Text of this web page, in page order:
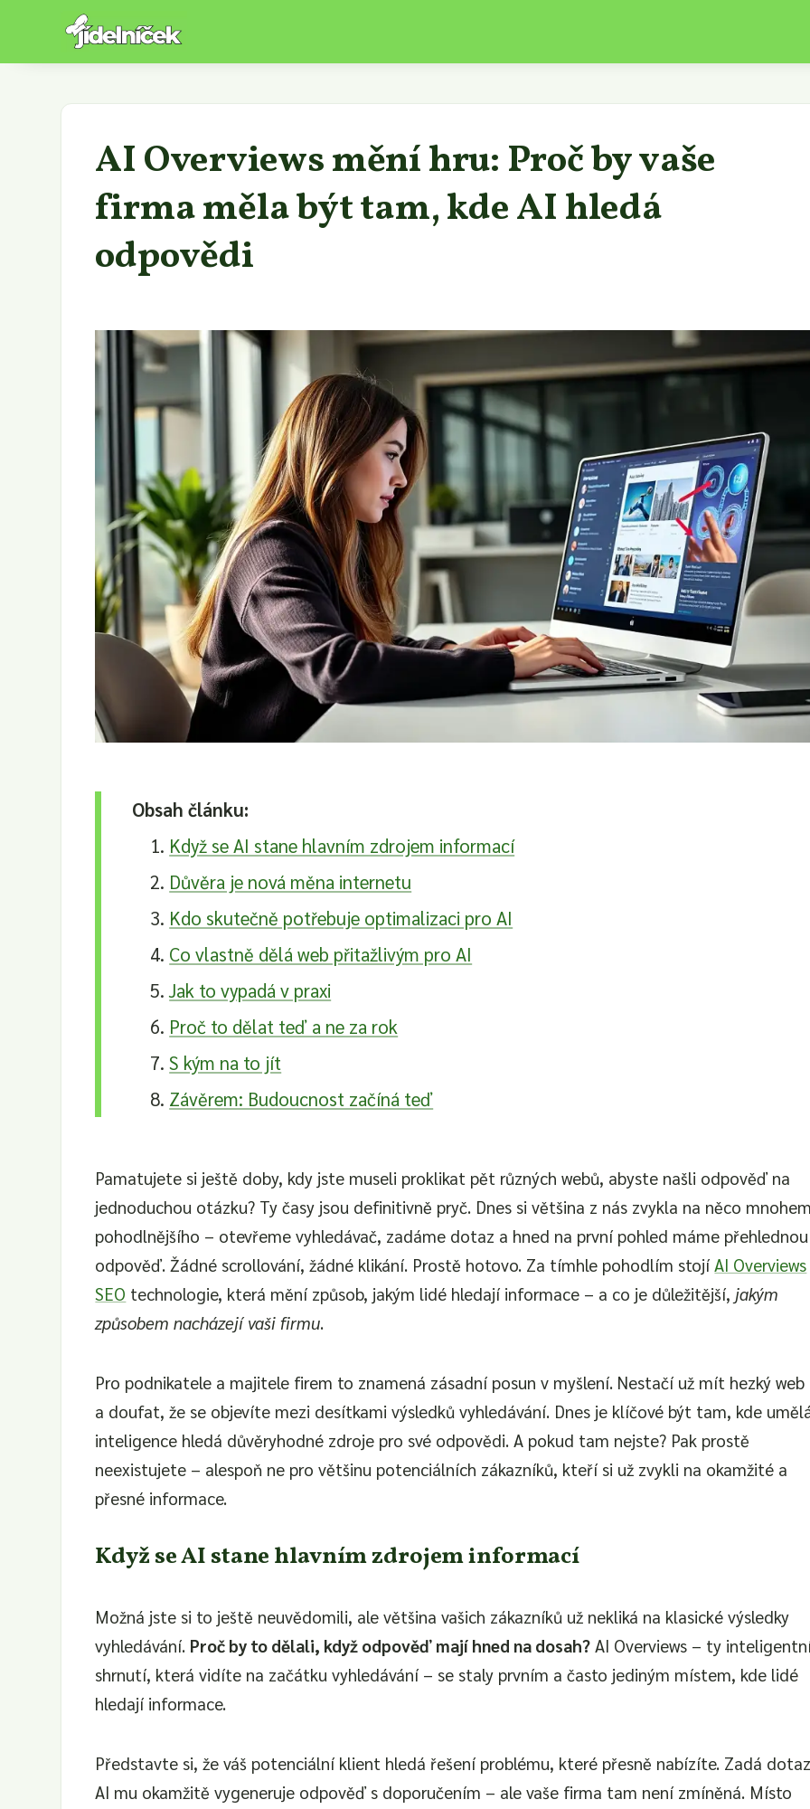
AI Overviews mění hru: Proč by vaše
firma měla být tam, kde AI hledá
odpovědi
Obsah článku:
Když se AI stane hlavním zdrojem informací
Důvěra je nová měna internetu
Kdo skutečně potřebuje optimalizaci pro AI
Co vlastně dělá web přitažlivým pro AI
Jak to vypadá v praxi
Proč to dělat teď a ne za rok
S kým na to jít
Závěrem: Budoucnost začíná teď
Pamatujete si ještě doby, kdy jste museli proklikat pět různých webů, abyste našli odpověď na
jednoduchou otázku? Ty časy jsou definitivně pryč. Dnes si většina z nás zvykla na něco
pohodlnějšího – otevřeme vyhledávač, zadáme dotaz a hned na první pohled máme přehlednou
odpověď. Žádné scrollování, žádné klikání. Prostě hotovo. Za tímhle pohodlím stojíAI Overviews
SEO technologie, která mění způsob, jakým lidé hledají informace – a co je důležitější, jakým
způsobem nacházejí vaši firmu.
Pro podnikatele a majitele firem to znamená zásadní posun v myšlení. Nestačí už mít hezký web
a doufat, že se objevíte mezi desítkami výsledků vyhledávání. Dnes je klíčové být tam, kde
inteligence hledá důvěryhodné zdroje pro své odpovědi. A pokud tam nejste? Pak prostě
neexistujete – alespoň ne pro většinu potenciálních zákazníků, kteří si už zvykli na okamžité a
přesné informace.
Když se AI stane hlavním zdrojem informací
Možná jste si to ještě neuvědomili, ale většina vašich zákazníků už nekliká na klasické výsledky
vyhledávání. Proč by to dělali, když odpověď mají hned na dosah? AI Overviews – ty
shrnutí, která vidíte na začátku vyhledávání – se staly prvním a často jediným místem, kde lidé
hledají informace.
Představte si, že váš potenciální klient hledá řešení problému, které přesně nabízíte. Zadá
AI mu okamžitě vygeneruje odpověď s doporučením – ale vaše firma tam není zmíněná. Místo